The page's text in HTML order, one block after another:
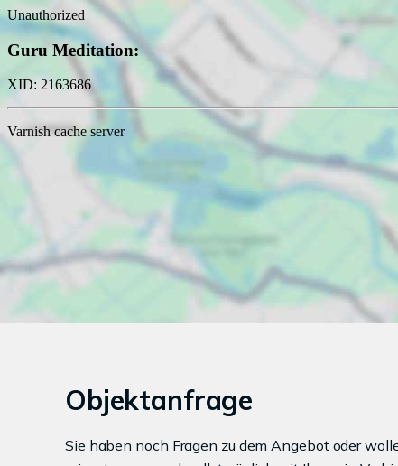
Objektanfrage
Sie haben noch Fragen zu dem Angebot oder